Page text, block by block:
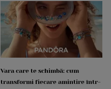
Vara care te schimbă: cum
transformi fiecare amintire într-